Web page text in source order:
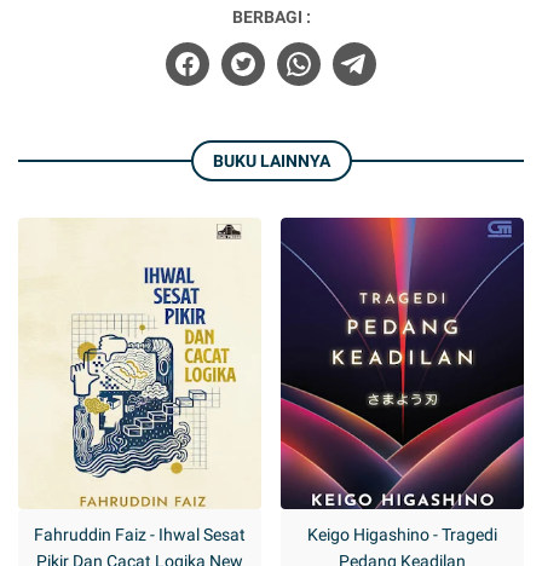
BERBAGI :
BUKU LAINNYA
Fahruddin Faiz - Ihwal Sesat
Pikir Dan Cacat Logika New
Keigo Higashino - Tragedi
Pedang Keadilan